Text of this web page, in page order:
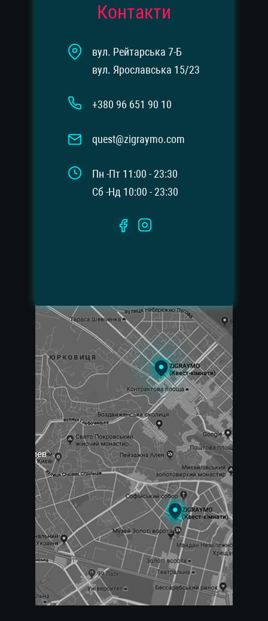
Контакти
вул. Рейтарська 7-Б
вул. Ярославська 15/23
+380 96 651 90 10
quest@zigraymo.com
Пн -Пт 11:00 - 23:30
Сб -Нд 10:00 - 23:30